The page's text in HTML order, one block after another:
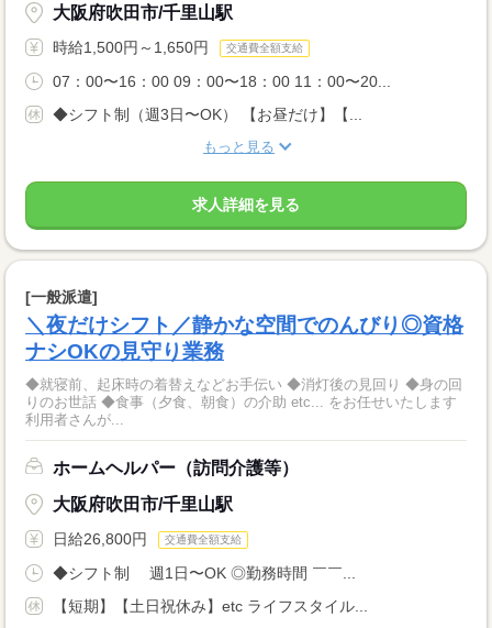
大阪府吹田市/千里山駅
時給1,500円～1,650円 交通費全額支給
07：00〜16：00 09：00〜18：00 11：00〜20...
◆シフト制（週3日〜OK） 【お昼だけ】【...
もっと見る
求人詳細を見る
[一般派遣]
＼夜だけシフト／静かな空間でのんびり◎資格
ナシOKの見守り業務
◆就寝前、起床時の着替えなどお手伝い ◆消灯後の見回り ◆身の回
りのお世話 ◆食事（夕食、朝食）の介助 etc... をお任せいたします
利用者さんが...
ホームヘルパー（訪問介護等）
大阪府吹田市/千里山駅
日給26,800円 交通費全額支給
◆シフト制 週1日〜OK ◎勤務時間 ￣￣...
【短期】【土日祝休み】etc ライフスタイル...